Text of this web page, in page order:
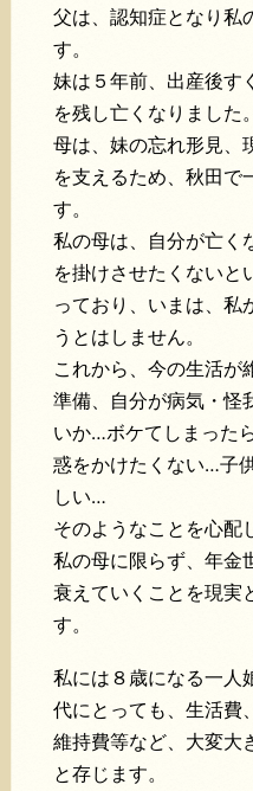
父は、認知症となり私
す。
妹は５年前、出産後す
を残し亡くなりました。
母は、妹の忘れ形見、
を支えるため、秋田で
す。
私の母は、自分が亡く
を掛けさせたくないと
っており、いまは、私
うとはしません。
これから、今の生活
準備、自分が病気・怪
いか…ボケてしまった
惑をかけたくない…子
しい…
そのようなことを心配
私の母に限らず、年金
衰えていくことを現実
す。
私には８歳になる一人
代にとっても、生活費
維持費等など、大変大
と存じます。